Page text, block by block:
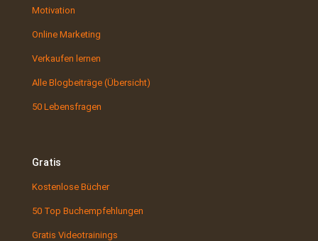
Motivation
Online Marketing
Verkaufen lernen
Alle Blogbeiträge (Übersicht)
50 Lebensfragen
Gratis
Kostenlose Bücher
50 Top Buchempfehlungen
Gratis Videotrainings